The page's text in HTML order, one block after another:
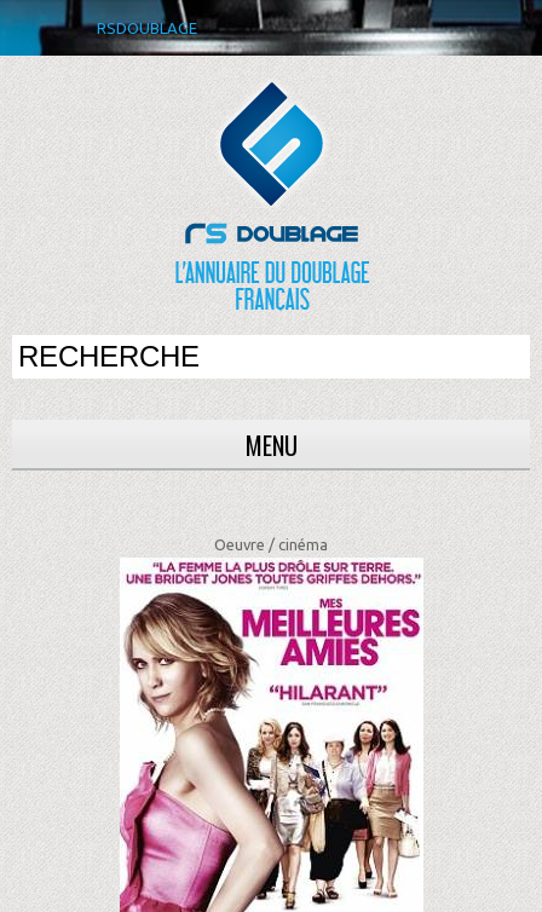
RSDOUBLAGE
MENU
Oeuvre /cinéma